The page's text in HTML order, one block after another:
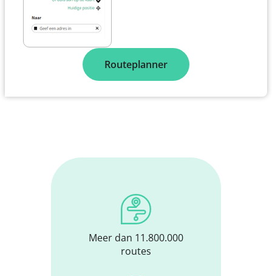
Routeplanner
Meer dan 11.800.000
routes